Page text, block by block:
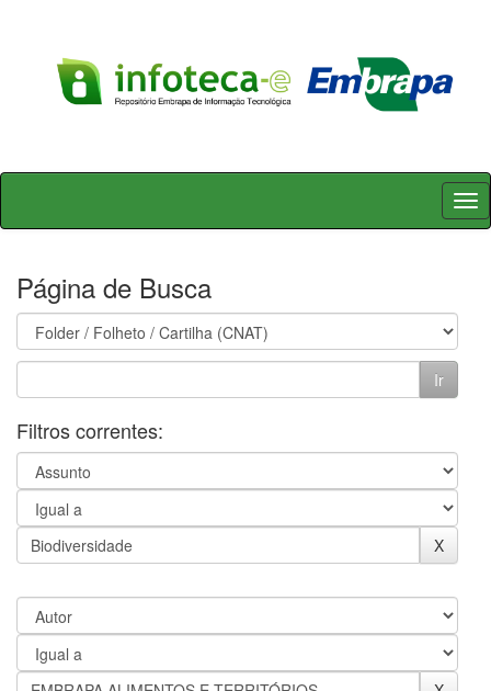
Skip
Página de Busca
Filtros correntes: